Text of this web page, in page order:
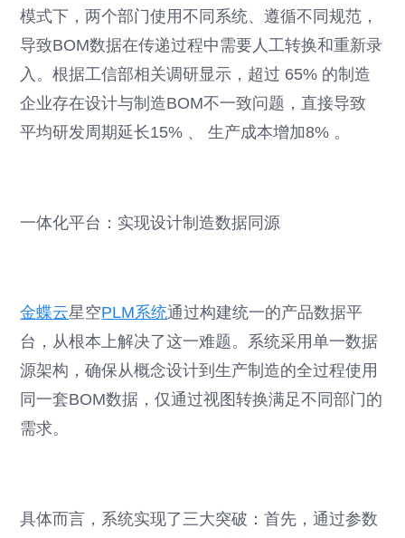
模式下，两个部门使用不同系统、遵循不同规范，
导致BOM数据在传递过程中需要人工转换和重新录
入。根据工信部相关调研显示，超过 65% 的制造
企业存在设计与制造BOM不一致问题，直接导致
平均研发周期延长15% 、 生产成本增加8% 。
一体化平台：实现设计制造数据同源
金蝶云星空PLM系统通过构建统一的产品数据平
台，从根本上解决了这一难题。系统采用单一数据
源架构，确保从概念设计到生产制造的全过程使用
同一套BOM数据，仅通过视图转换满足不同部门的
需求。
具体而言，系统实现了三大突破：首先，通过参数